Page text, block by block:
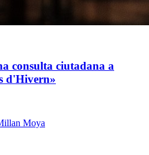
consulta ciutadana a
d'Hivern»